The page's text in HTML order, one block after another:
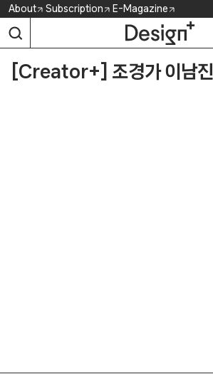
Skip
content
About Subscription E-Magazine
[Creator+] 조경가 이남진